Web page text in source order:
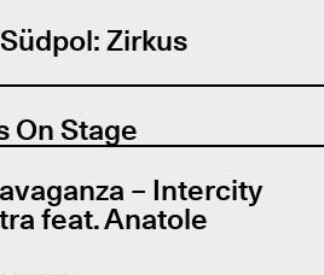
Zirkus
On Stage
– Intercity
feat. Anatole